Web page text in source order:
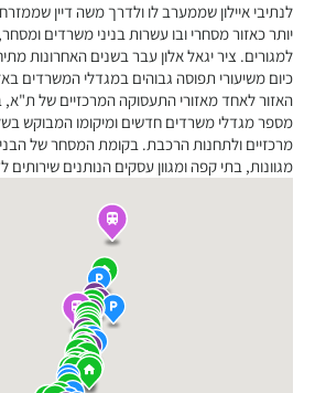
לנתיבי איילון שממערב לו ולדרך משה דיין שממזרח
יותר כאזור מסחרי ובו עשרות בניני משרדים
למגורים. ציר יגאל אלון עבר בשנים האחרונות
כיום משיעורי תפוסה גבוהים במגדלי המשרדים
האזור לאחד מאזורי התעסוקה המרכזיים של
מספר מגדלי משרדים חדשים ומיקומו המבוקש בשל
מרכזיים ולתחנות הרכבת. בקומת המסחר של
מגוונות, בתי קפה ומגוון עסקים הנותנים שירותים